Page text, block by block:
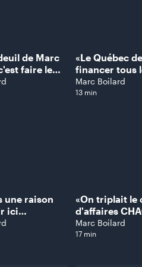
de Marc
faire le
époque»,
Rémi
«Le Québec
financer tous
parents!»: É-A
Beauregard a la
Marc Boilard
13 min
une raison
ici
peut-on
en
«On triplait le
d'affaires
ANNÉE»,
Fetzer
Marc Boilard
17 min